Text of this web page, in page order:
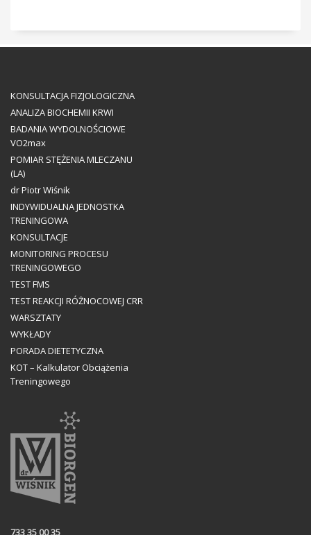
KONSULTACJA FIZJOLOGICZNA
ANALIZA BIOCHEMII KRWI
BADANIA WYDOLNOŚCIOWE
VO2max
POMIAR STĘŻENIA MLECZANU
(LA)
dr Piotr Wiśnik
INDYWIDUALNA JEDNOSTKA
TRENINGOWA
KONSULTACJE
MONITORING PROCESU
TRENINGOWEGO
TEST FMS
TEST REAKCJI RÓŻNOCOWEJ CRR
WARSZTATY
WYKŁADY
PORADA DIETETYCZNA
KOT – Kalkulator Obciążenia
Treningowego
733 35 00 35